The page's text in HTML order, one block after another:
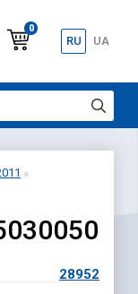
0
RU UA
28952